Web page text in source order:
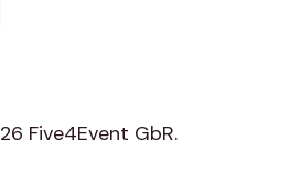
Five4Event GbR.